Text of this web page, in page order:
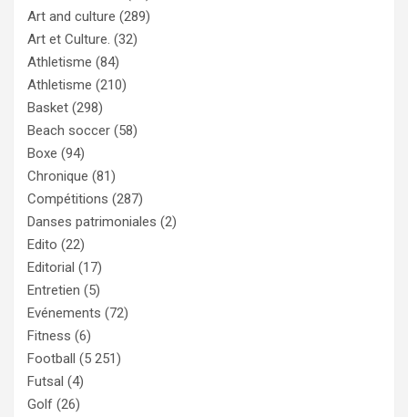
Art and culture (289)
Art et Culture. (32)
Athletisme (84)
Athletisme (210)
Basket (298)
Beach soccer (58)
Boxe (94)
Chronique (81)
Compétitions (287)
Danses patrimoniales (2)
Edito (22)
Editorial (17)
Entretien (5)
Evénements (72)
Fitness (6)
Football (5 251)
Futsal (4)
Golf (26)